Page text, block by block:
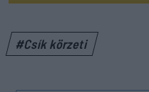
#Csík körzeti